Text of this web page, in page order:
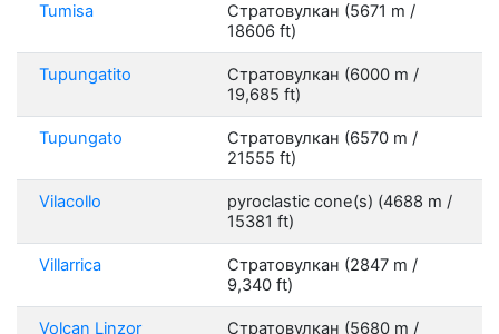
Tumisa
Стратовулкан (5671 m /
18606 ft)
Tupungatito
Стратовулкан (6000 m /
19,685 ft)
Tupungato
Стратовулкан (6570 m /
21555 ft)
Vilacollo
pyroclastic cone(s) (4688 m /
15381 ft)
Villarrica
Стратовулкан (2847 m /
9,340 ft)
Volcan Linzor Стратовулкан (5680 m /